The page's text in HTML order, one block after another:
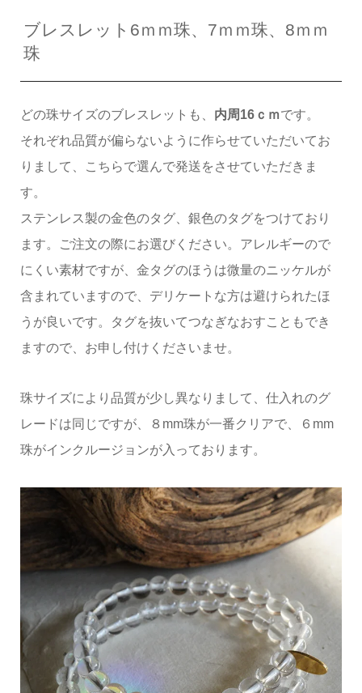
ブレスレット6ｍｍ珠、7ｍｍ珠、8ｍｍ
珠
どの珠サイズのブレスレットも、 内周16ｃｍです。
それぞれ品質が偏らないように作らせていただいてお
りまして、こちらで選んで発送をさせていただきま
す。
ステンレス製の金色のタグ、銀色のタグをつけており
ます。ご注文の際にお選びください。アレルギーので
にくい素材ですが、金タグのほうは微量のニッケルが
含まれていますので、デリケートな方は避けられたほ
うが良いです。タグを抜いてつなぎなおすこともでき
ますので、お申し付けくださいませ。
珠サイズにより品質が少し異なりまして、仕入れのグ
レードは同じですが、８mm珠が一番クリアで、６mm
珠がインクルージョンが入っております。